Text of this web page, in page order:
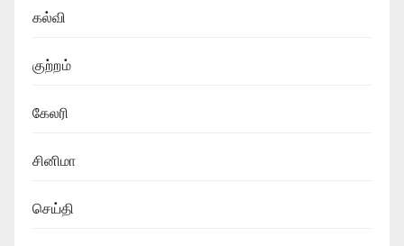
கல்வி
குற்றம்
கேலரி
சினிமா
செய்தி